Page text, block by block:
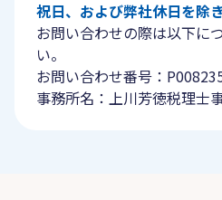
祝日、および弊社休日を除き
お問い合わせの際は以下に
い。
お問い合わせ番号：
事務所名：上川芳徳税理士